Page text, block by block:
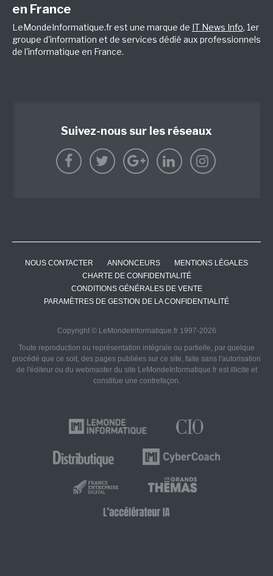
en France
LeMondeInformatique.fr est une marque de IT News Info, 1er
groupe d'information et de services dédié aux professionnels
de l'informatique en France.
Suivez-nous sur les réseaux
NOUS CONTACTER ANNONCEURS
MENTIONS LÉGALES
CHARTE DE CONFIDENTIALITÉ
CONDITIONS GÉNÉRALES DE VENTE
PARAMÈTRES DE GESTION DE LA CONFIDENTIALITÉ
Copyright © LeMondeInformatique.fr 1997-2026
Toute reproduction ou représentation intégrale ou partielle, par quelque
procédé que ce soit, des pages publiées sur ce site, faite sans l'autorisation
de l'éditeur ou du webmaster du site LeMondeInformatique.fr est illicite et
constitue une contrefaçon.